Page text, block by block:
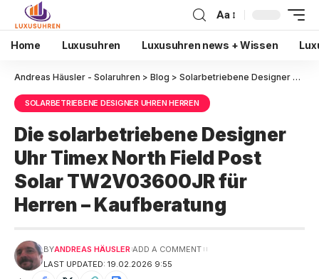
Aa
Home Luxusuhren Luxusuhren news + Wissen
Andreas Häusler - Solaruhren > Blog > Solarbetriebene Designer Uhren Herren
SOLARBETRIEBENE DESIGNER UHREN HERREN
Die solarbetriebene Designer
Uhr Timex North Field Post
Solar TW2V03600JR für
Herren – Kaufberatung
LAST UPDATED: 19.02.2026 9:55
BYANDREAS HÄUSLER ADD A COMMENT